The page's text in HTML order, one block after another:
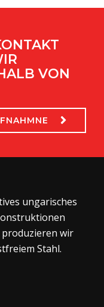
VON
ungarisches
produzieren wir
Stahl.